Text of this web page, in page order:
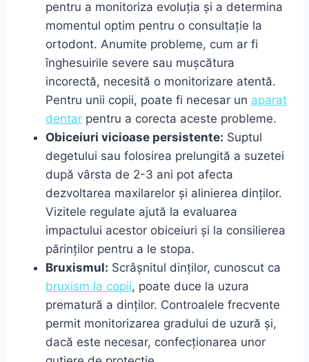
pentru a monitoriza evoluția și a determina
momentul optim pentru o consultație la
ortodont. Anumite probleme, cum ar fi
înghesuirile severe sau mușcătura
incorectă, necesită o monitorizare atentă.
Pentru unii copii, poate fi necesar un aparat
dentar pentru a corecta aceste probleme.
Obiceiuri vicioase persistente: Suptul
degetului sau folosirea prelungită a suzetei
după vârsta de 2-3 ani pot afecta
dezvoltarea maxilarelor și alinierea dinților.
Vizitele regulate ajută la evaluarea
impactului acestor obiceiuri și la consilierea
părinților pentru a le stopa.
Bruxismul: Scrâșnitul dinților, cunoscut ca
bruxism la copii, poate duce la uzura
prematură a dinților. Controalele frecvente
permit monitorizarea gradului de uzură și,
dacă este necesar, confecționarea unor